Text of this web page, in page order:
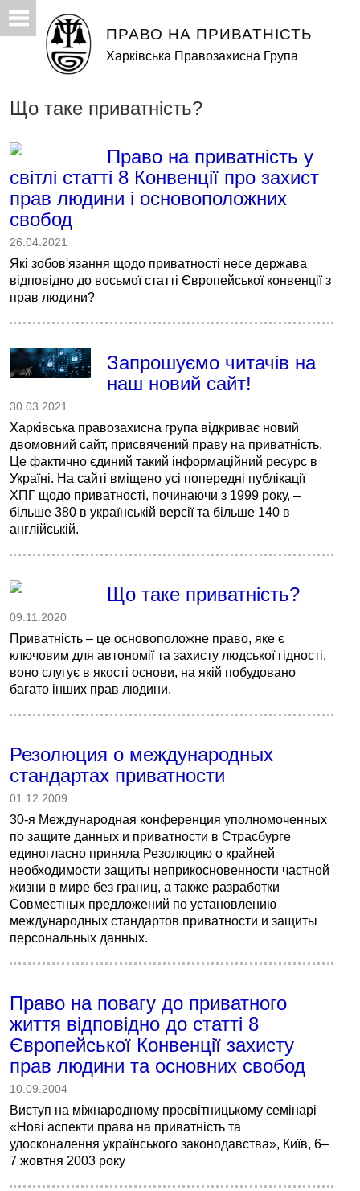
ПРАВО НА ПРИВАТНІСТЬ
Харківська Правозахисна Група
Що таке приватність?
Право на приватність у
світлі статті 8 Конвенції про захист
прав людини і основоположних
свобод
26.04.2021
Які зобов'язання щодо приватності несе держава
відповідно до восьмої статті Європейської конвенції з
прав людини?
Запрошуємо читачів на
наш новий сайт!
30.03.2021
Харківська правозахисна група відкриває новий
двомовний сайт, присвячений праву на приватність.
Це фактично єдиний такий інформаційний ресурс в
Україні. На сайті вміщено усі попередні публікації
ХПГ щодо приватності, починаючи з 1999 року, –
більше 380 в українській версії та більше 140 в
англійській.
Що таке приватність?
09.11.2020
Приватність – це основоположне право, яке є
ключовим для автономії та захисту людської гідності,
воно слугує в якості основи, на якій побудовано
багато інших прав людини.
Резолюция о международных
стандартах приватности
01.12.2009
30-я Международная конференция уполномоченных
по защите данных и приватности в Страсбурге
единогласно приняла Резолюцию о крайней
необходимости защиты неприкосновенности частной
жизни в мире без границ, а также разработки
Совместных предложений по установлению
международных стандартов приватности и защиты
персональных данных.
Право на повагу до приватного
життя відповідно до статті 8
Європейської Конвенції захисту
прав людини та основних свобод
10.09.2004
Виступ на міжнародному просвітницькому семінарі
«Нові аспекти права на приватність та
удосконалення українського законодавства», Київ, 6–
7 жовтня 2003 року